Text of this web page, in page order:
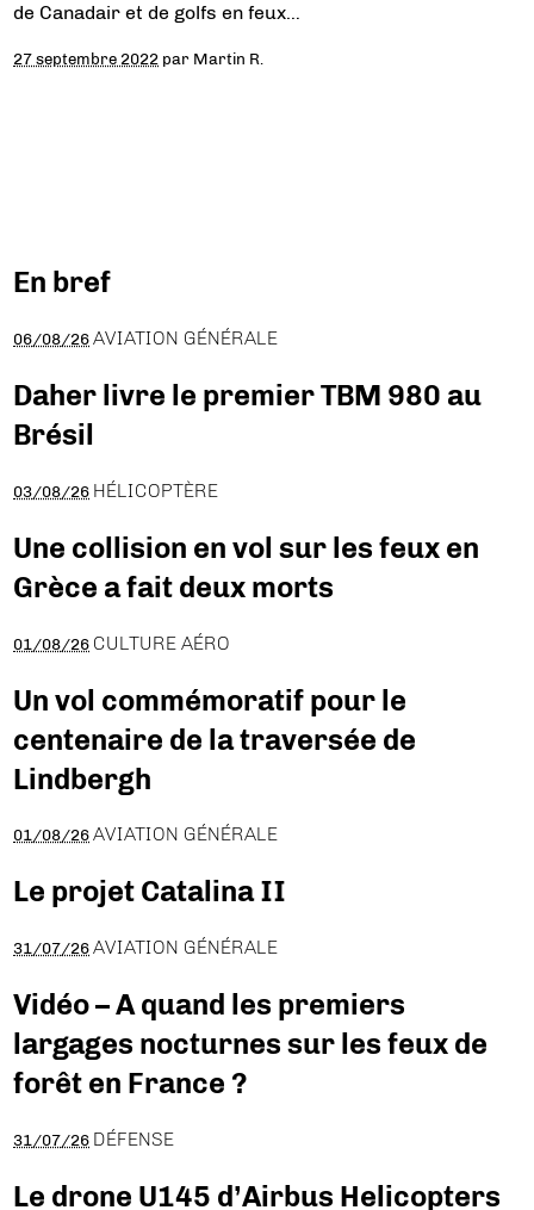
de Canadair et de golfs en feux…
27 septembre 2022 par Martin R.
En bref
06/08/26 AVIATION GÉNÉRALE
Daher livre le premier TBM 980 au
Brésil
03/08/26 HÉLICOPTÈRE
Une collision en vol sur les feux en
Grèce a fait deux morts
01/08/26 CULTURE AÉRO
Un vol commémoratif pour le
centenaire de la traversée de
Lindbergh
01/08/26 AVIATION GÉNÉRALE
Le projet Catalina II
31/07/26 AVIATION GÉNÉRALE
Vidéo – A quand les premiers
largages nocturnes sur les feux de
forêt en France ?
31/07/26 DÉFENSE
Le drone U145 d’Airbus Helicopters